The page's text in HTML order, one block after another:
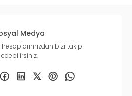
Medya
bizi takip
edebilirsiniz.